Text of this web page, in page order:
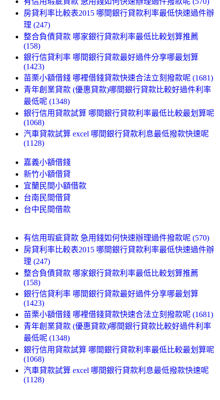
房貸利率比較表2015 哪間銀行貸款利率最低快速過件辦
理 (247)
整合負債貸款 哪家銀行貸款利率最低比較划算推薦
(158)
銀行信貸利率 哪間銀行貸款最好過件分享哪最划算
(1423)
苗栗小額借錢 哪裡借錢貸款快速合法立刻撥款呢 (1681)
青年創業貸款 (優惠貸款)哪間銀行貸款比較好過件利率
最低呢 (1348)
銀行信用貸款試算 哪間銀行貸款利率最低比較最划算呢
(1068)
汽車貸款試算 excel 哪間銀行貸款利息最低撥款快速呢
(1128)
嘉義小額借錢
新竹小額借貸
宜蘭民間小額借款
台南民間借貸
台中民間借款
有信用瑕疵貸款 急用錢如何快速辦理過件撥款呢 (570)
房貸利率比較表2015 哪間銀行貸款利率最低快速過件辦
理 (247)
整合負債貸款 哪家銀行貸款利率最低比較划算推薦
(158)
銀行信貸利率 哪間銀行貸款最好過件分享哪最划算
(1423)
苗栗小額借錢 哪裡借錢貸款快速合法立刻撥款呢 (1681)
青年創業貸款 (優惠貸款)哪間銀行貸款比較好過件利率
最低呢 (1348)
銀行信用貸款試算 哪間銀行貸款利率最低比較最划算呢
(1068)
汽車貸款試算 excel 哪間銀行貸款利息最低撥款快速呢
(1128)